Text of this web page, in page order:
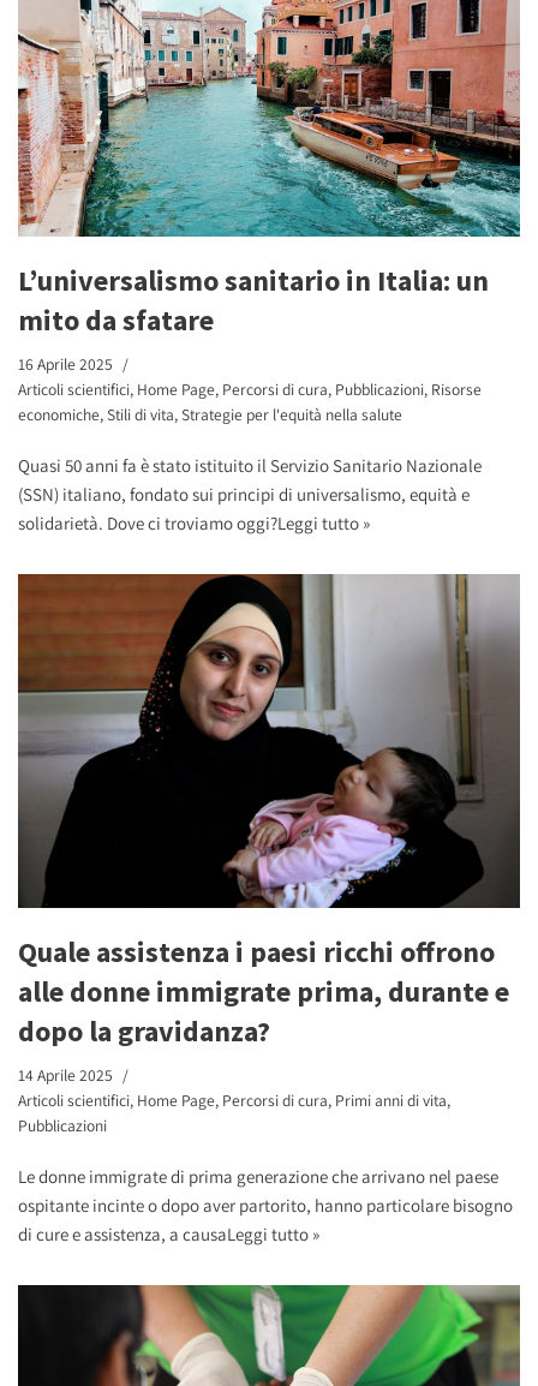
L’universalismo sanitario in Italia: un
mito da sfatare
16 Aprile 2025
Articoli scientifici, Home Page, Percorsi di cura, Pubblicazioni, Risorse
economiche,Stili di vita,Strategie per l'equità nella salute
Quasi 50 anni fa è stato istituito il Servizio Sanitario Nazionale
(SSN) italiano, fondato sui principi di universalismo, equità e
solidarietà. Dove ci troviamo oggi?Leggi tutto »
Quale assistenza i paesi ricchi offrono
alle donne immigrate prima, durante e
dopo la gravidanza?
14 Aprile 2025
Articoli scientifici, Home Page, Percorsi di cura, Primi anni di vita,
Pubblicazioni
Le donne immigrate di prima generazione che arrivano nel paese
ospitante incinte o dopo aver partorito, hanno particolare bisogno
di cure e assistenza, a causaLeggi tutto »